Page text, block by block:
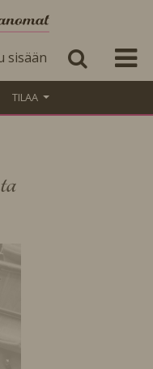
sisään
TILAA